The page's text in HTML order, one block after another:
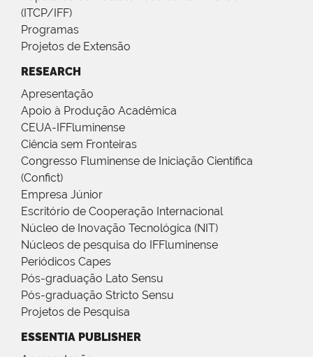
(ITCP/IFF)
Programas
Projetos de Extensão
RESEARCH
Apresentação
Apoio à Produção Acadêmica
CEUA-IFFluminense
Ciência sem Fronteiras
Congresso Fluminense de Iniciação Científica
(Confict)
Empresa Júnior
Escritório de Cooperação Internacional
Núcleo de Inovação Tecnológica (NIT)
Núcleos de pesquisa do IFFluminense
Periódicos Capes
Pós-graduação Lato Sensu
Pós-graduação Stricto Sensu
Projetos de Pesquisa
ESSENTIA PUBLISHER